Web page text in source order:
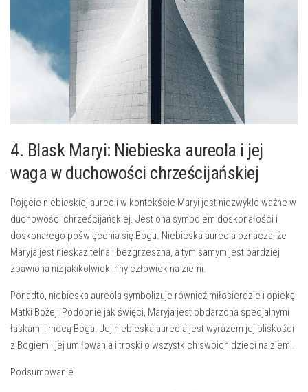
4. Blask‌ Maryi: Niebieska aureola‍ i jej
waga w ‍duchowości chrześcijańskiej
Pojęcie niebieskiej aureoli w kontekście Maryi jest​ niezwykle ważne w⁤
duchowości chrześcijańskiej. Jest ona symbolem doskonałości i
doskonałego poświęcenia⁤ się Bogu. Niebieska aureola oznacza, że
Maryja jest nieskazitelna i bezgrzeszna, ⁤a tym samym jest bardziej
zbawiona niż jakikolwiek inny człowiek na ziemi.
Ponadto, niebieska aureola‍ symbolizuje⁢ również miłosierdzie i‍ opiekę
Matki Bożej. ‍Podobnie jak ⁢święci, Maryja ⁤jest obdarzona⁣ specjalnymi
łaskami i mocą Boga. Jej niebieska aureola jest wyrazem ⁤jej‍ bliskości
z Bogiem ⁢i⁤ jej umiłowania i troski o wszystkich swoich dzieci⁤ na ziemi.
Podsumowanie